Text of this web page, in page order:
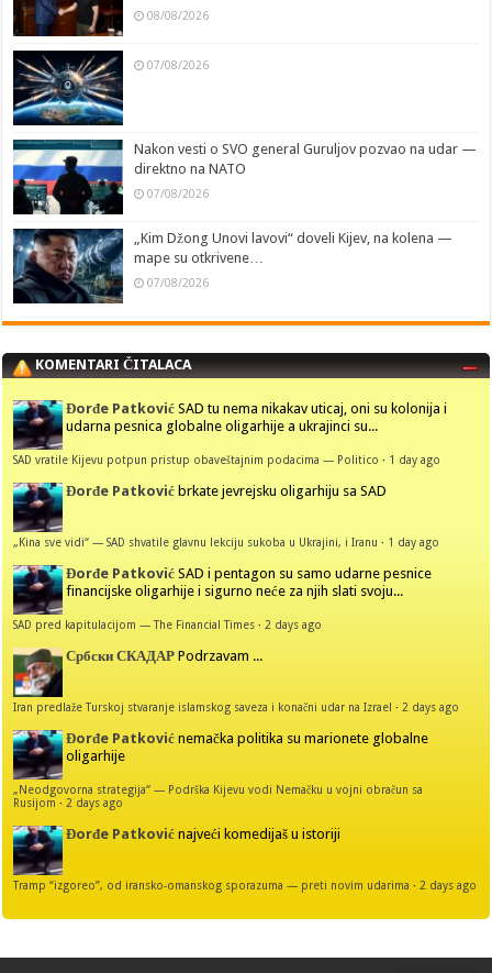
08/08/2026
07/08/2026
Nakon vesti o SVO general Guruljov pozvao na udar —
direktno na NATO
07/08/2026
„Kim Džong Unovi lavovi“ doveli Kijev, na kolena —
mape su otkrivene…
07/08/2026
KOMENTARI ČITALACA
Đorđe Patković SAD tu nema nikakav uticaj, oni su kolonija i
udarna pesnica globalne oligarhije a ukrajinci su...
SAD vratile Kijevu potpun pristup obaveštajnim podacima — Politico · 1 day ago
Đorđe Patković brkate jevrejsku oligarhiju sa SAD
„Kina sve vidi“ — SAD shvatile glavnu lekciju sukoba u Ukrajini, i Iranu · 1 day ago
Đorđe Patković SAD i pentagon su samo udarne pesnice
financijske oligarhije i sigurno neće za njih slati svoju...
SAD pred kapitulacijom — The Financial Times · 2 days ago
Србски СКАДАР Podrzavam ...
Iran predlaže Turskoj stvaranje islamskog saveza i konačni udar na Izrael · 2 days ago
Đorđe Patković nemačka politika su marionete globalne
oligarhije
„Neodgovorna strategija“ — Podrška Kijevu vodi Nemačku u vojni obračun sa
Rusijom · 2 days ago
Đorđe Patković najveći komedijaš u istoriji
Tramp “izgoreo”, od iransko-omanskog sporazuma — preti novim udarima · 2 days ago